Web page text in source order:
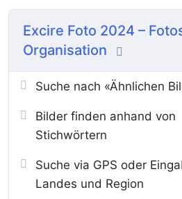
Excire Foto 2024 –
Organisation
Suche nach «Ähnlichen
Bilder finden anhand von
Stichwörtern
Suche via GPS oder
Landes und Region